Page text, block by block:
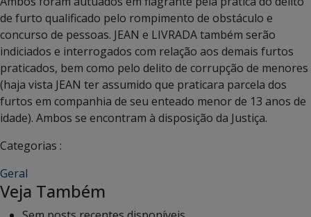
de furto qualificado pelo rompimento de obstáculo e
concurso de pessoas. JEAN e LIVRADA também serão
indiciados e interrogados com relação aos demais furtos
praticados, bem como pelo delito de corrupção de menores
(haja vista JEAN ter assumido que praticara parcela dos
furtos em companhia de seu enteado menor de 13 anos de
idade). Ambos se encontram à disposição da Justiça.
Categorias :
Geral
Veja Também